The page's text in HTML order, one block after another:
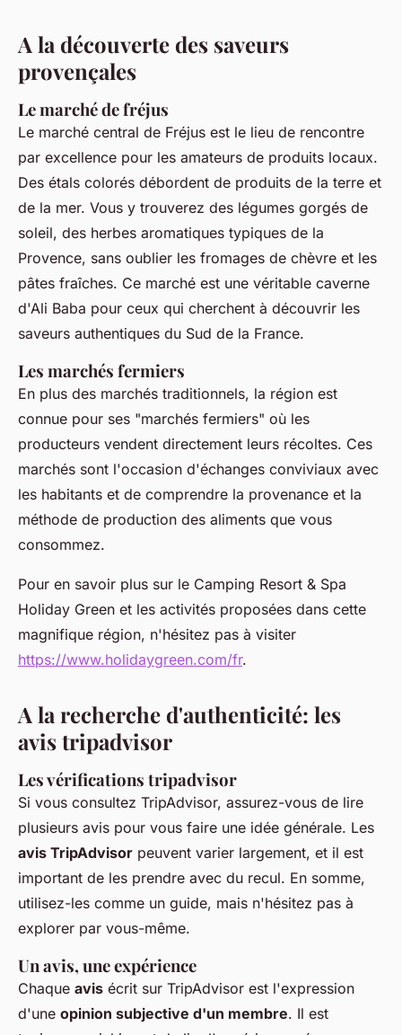
A la découverte des saveurs
provençales
Le marché de fréjus
Le marché central de Fréjus est le lieu de rencontre
par excellence pour les amateurs de produits locaux.
Des étals colorés débordent de produits de la terre et
de la mer. Vous y trouverez des légumes gorgés de
soleil, des herbes aromatiques typiques de la
Provence, sans oublier les fromages de chèvre et les
pâtes fraîches. Ce marché est une véritable caverne
d'Ali Baba pour ceux qui cherchent à découvrir les
saveurs authentiques du Sud de la France.
Les marchés fermiers
En plus des marchés traditionnels, la région est
connue pour ses "marchés fermiers" où les
producteurs vendent directement leurs récoltes. Ces
marchés sont l'occasion d'échanges conviviaux avec
les habitants et de comprendre la provenance et la
méthode de production des aliments que vous
consommez.
Pour en savoir plus sur le Camping Resort & Spa
Holiday Green et les activités proposées dans cette
magnifique région, n'hésitez pas à visiter
https://www.holidaygreen.com/fr.
A la recherche d'authenticité: les
avis tripadvisor
Les vérifications tripadvisor
Si vous consultez TripAdvisor, assurez-vous de lire
plusieurs avis pour vous faire une idée générale. Les
avis TripAdvisor peuvent varier largement, et il est
important de les prendre avec du recul. En somme,
utilisez-les comme un guide, mais n'hésitez pas à
explorer par vous-même.
Un avis, une expérience
Chaque avis écrit sur TripAdvisor est l'expression
d'une opinion subjective d'un membre. Il est